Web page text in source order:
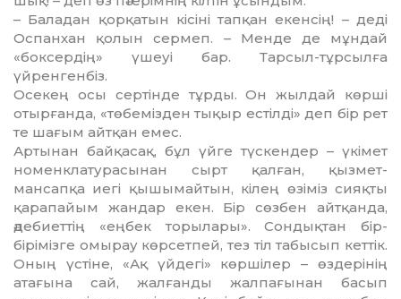
– Баладан қорқатын кісіні тапқан екенсің! – деді
Оспанхан қолын сермеп. – Менде де мұндай
«боксердің» үшеуі бар. Тарсыл-тұрсылға
үйренгенбіз.
Осекең осы сертінде тұрды. Он жылдай көрші
отырғанда, «төбемізден тықыр естілді» деп бір рет
те шағым айтқан емес.
Артынан байқасақ, бұл үйге түскендер – үкімет
номенклатурасынан сырт қалған, қызмет-
мансапқа иегі қышымайтын, кілең өзіміз сияқты
қарапайым жандар екен. Бір сөзбен айтқанда,
әдебиеттің «еңбек торылары». Сондықтан бір-
бірімізге омырау көрсетпей, тез тіл табысып кеттік.
Оның үстіне, «Ақ үйдегі» көршілер – өздерінің
атағына сай, жалғанды жалпағынан басып